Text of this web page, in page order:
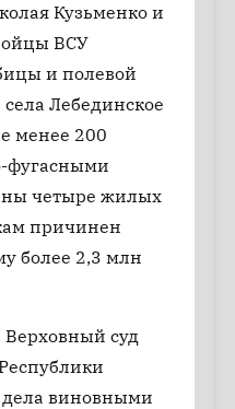
Кузьменко и
ВСУ
и полевой
Лебединское
менее 200
фугасными
четыре жилых
причинен
более 2,3 млн
Верховный суд
виновными